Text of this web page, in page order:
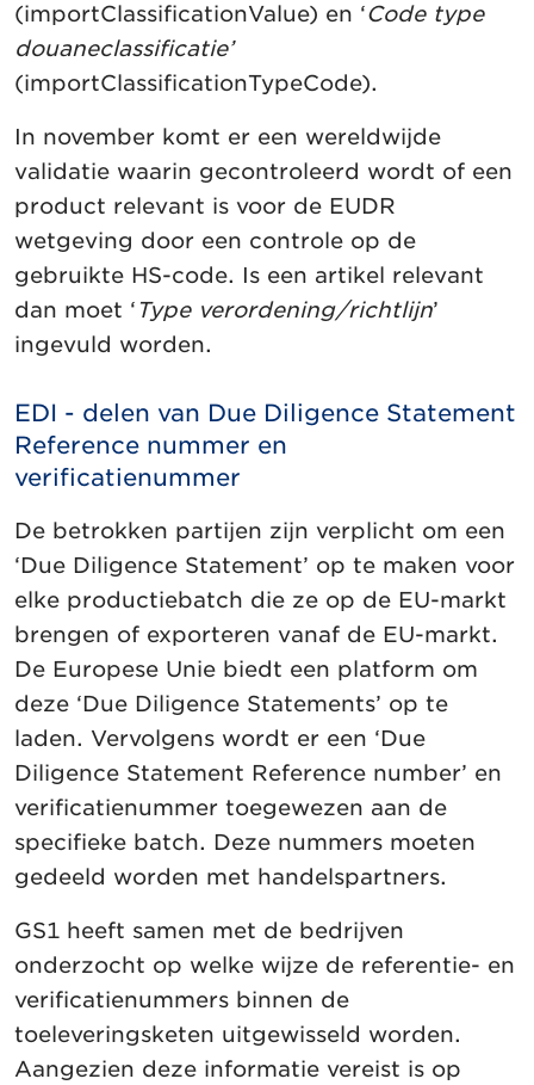
(importClassificationValue) en ‘Code type
douaneclassificatie’
(importClassificationTypeCode).
In november komt er een wereldwijde
validatie waarin gecontroleerd wordt of een
product relevant is voor de EUDR
wetgeving door een controle op de
gebruikte HS-code. Is een artikel relevant
dan moet ‘ Type verordening/richtlijn’
ingevuld worden.
EDI - delen van Due Diligence Statement
Reference nummer en
verificatienummer
De betrokken partijen zijn verplicht om een
‘Due Diligence Statement’ op te maken voor
elke productiebatch die ze op de EU-markt
brengen of exporteren vanaf de EU-markt.
De Europese Unie biedt een platform om
deze ‘Due Diligence Statements’ op te
laden. Vervolgens wordt er een ‘Due
Diligence Statement Reference number’ en
verificatienummer toegewezen aan de
specifieke batch. Deze nummers moeten
gedeeld worden met handelspartners.
GS1 heeft samen met de bedrijven
onderzocht op welke wijze de referentie- en
verificatienummers binnen de
toeleveringsketen uitgewisseld worden.
Aangezien deze informatie vereist is op